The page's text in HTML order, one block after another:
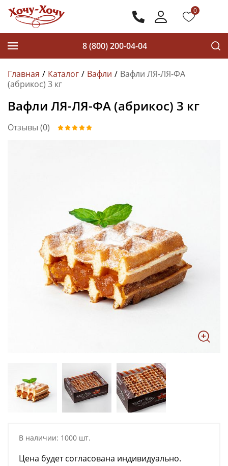
0
8 (800) 200-04-04
Главная Каталог Вафли
Вафли ЛЯ-ЛЯ-ФА
(абрикос) 3 кг
Вафли ЛЯ-ЛЯ-ФА (абрикос) 3 кг
Отзывы (0)
В наличии: 1000 шт.
Цена будет согласована индивидуально.